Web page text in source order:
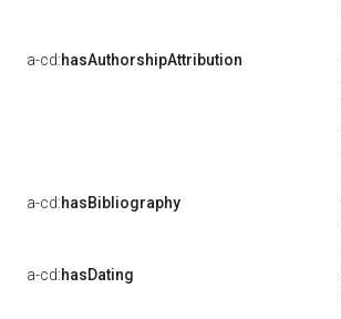
a-cd:hasAuthorshipAttribution
a-cd:hasBibliography
a-cd:hasDating